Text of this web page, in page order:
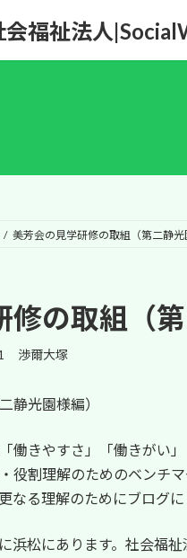
福祉法人
美芳会の見学研修の取組（第二静光
の取組（第
渉爾大塚
静光園様編）
働きやすさ」「働きがい」
役割理解のためのベンチマ
なる理解のためにブログに
浜松にあります。社会福